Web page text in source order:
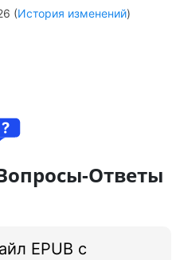
(История изменений)
Ответы
EPUB с